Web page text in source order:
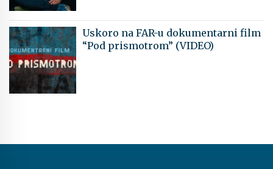
Uskoro na FAR-u dokumentarni film
“Pod prismotrom” (VIDEO)